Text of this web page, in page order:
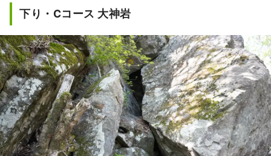
下り・Cコース 大神岩